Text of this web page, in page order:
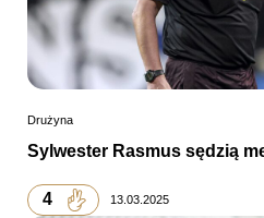
Drużyna
Sylwester Rasmus sędzią
4 13.03.2025